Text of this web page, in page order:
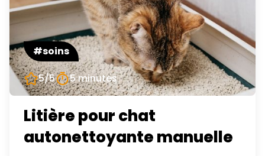
#soins
5/5
5 minutes
Litière pour chat
autonettoyante manuelle